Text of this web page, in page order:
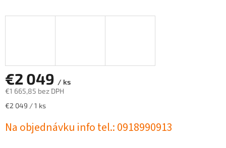
€2 049 / ks
€1 665,85 bez DPH
Jednotková
€2 049 / 1 ks
Na objednávku info tel.: 0918990913